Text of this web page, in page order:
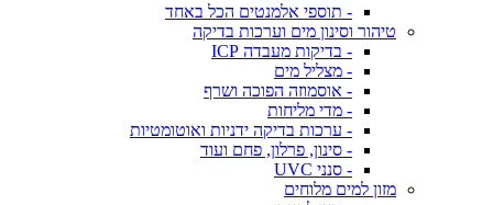
- תוספי אלמנטים הכל באחד
טיהור וסינון מים וערכות בדיקה
- בדיקות מעבדה ICP
- מצליל מים
- אוסמוזה הפוכה ושרף
- מדי מליחות
- ערכות בדיקה ידניות ואוטומטיות
- סינון, פרלון, פחם ועוד
- סנני UVC
מזון למים מלוחים